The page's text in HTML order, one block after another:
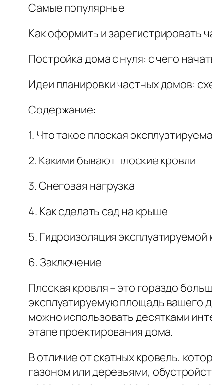
Самые популярные
Как оформить и зарегистрировать
Постройка дома с нуля: с чего
Идеи планировки частных домов:
Содержание:
1. Что такое плоская
2. Какими бывают плоские кровли
3. Снеговая нагрузка
4. Как сделать сад на крыше
5. Гидроизоляция эксплуатируемой
6. Заключение
Плоская кровля – это гораздо
эксплуатируемую площадь вашего
можно использовать десятками
этапе проектирования дома.
В отличие от скатных кровель,
газоном или деревьями,